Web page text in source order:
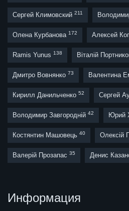
Сергей Климовский 211
Олена Курбанова 172 Алексей
Ramis Yunus 138 Віталій
Дмитро Вовнянко 73 Валентина
Кирилл Данильченко 52 Сергей
Володимир Завгородній 42 Юрий
Костянтин Машовець 40 Олексій
Валерій Прозапас 35 Денис
Информация